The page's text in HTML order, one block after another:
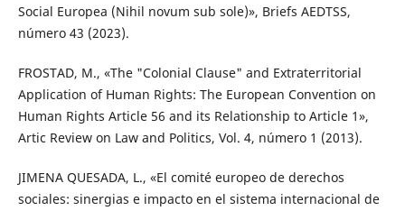
Social Europea (Nihil novum sub sole)», Briefs AEDTSS,
número 43 (2023).
FROSTAD, M., «The "Colonial Clause" and Extraterritorial
Application of Human Rights: The European Convention on
Human Rights Article 56 and its Relationship to Article 1»,
Artic Review on Law and Politics, Vol. 4, número 1 (2013).
JIMENA QUESADA, L., «El comité europeo de derechos
sociales: sinergias e impacto en el sistema internacional de